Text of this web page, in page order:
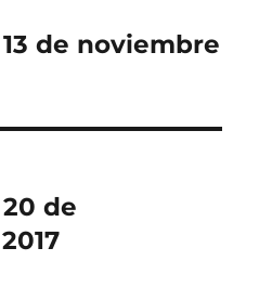
de noviembre
de